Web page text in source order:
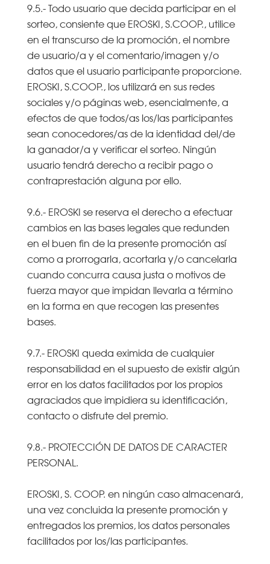
9.5.- Todo usuario que decida participar en el
sorteo, consiente que EROSKI, S.COOP., utilice
en el transcurso de la promoción, el nombre
de usuario/a y el comentario/imagen y/o
datos que el usuario participante proporcione.
EROSKI, S.COOP., los utilizará en sus redes
sociales y/o páginas web, esencialmente, a
efectos de que todos/as los/las participantes
sean conocedores/as de la identidad del/de
la ganador/a y verificar el sorteo. Ningún
usuario tendrá derecho a recibir pago o
contraprestación alguna por ello.
9.6.- EROSKI se reserva el derecho a efectuar
cambios en las bases legales que redunden
en el buen fin de la presente promoción así
como a prorrogarla, acortarla y/o cancelarla
cuando concurra causa justa o motivos de
fuerza mayor que impidan llevarla a término
en la forma en que recogen las presentes
bases.
9.7.- EROSKI queda eximida de cualquier
responsabilidad en el supuesto de existir algún
error en los datos facilitados por los propios
agraciados que impidiera su identificación,
contacto o disfrute del premio.
9.8.- PROTECCIÓN DE DATOS DE CARACTER
PERSONAL.
EROSKI, S. COOP. en ningún caso almacenará,
una vez concluida la presente promoción y
entregados los premios, los datos personales
facilitados por los/las participantes.